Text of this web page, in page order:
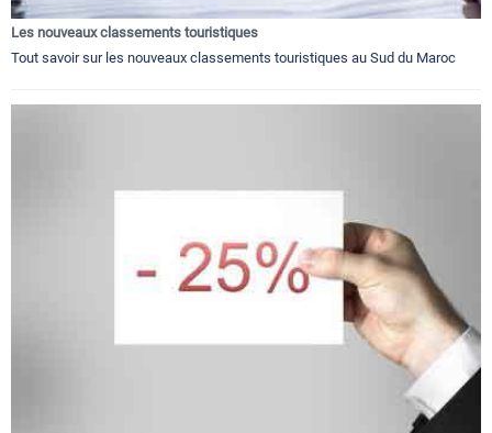
Les nouveaux classements touristiques
Tout savoir sur les nouveaux classements touristiques au Sud du Maroc